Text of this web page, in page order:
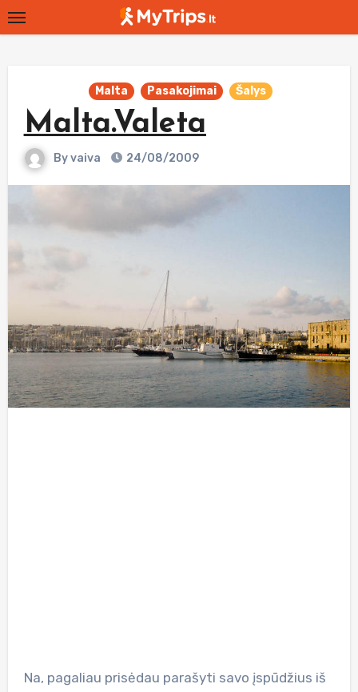
Skip
to
Malta Pasakojimai Šalys
Malta.Valeta
Byvaiva 24/08/2009
Na, pagaliau prisėdau parašyti savo įspūdžius iš